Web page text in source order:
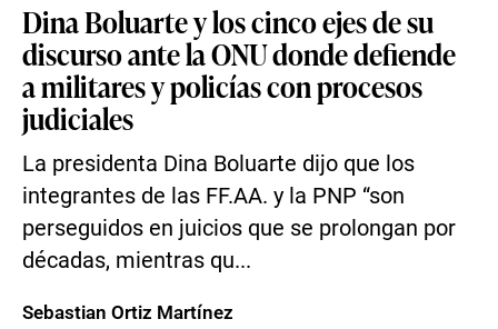
Dina Boluarte y los cinco ejes de su
discurso ante la ONU donde defiende
a militares y policías con procesos
judiciales
La presidenta Dina Boluarte dijo que los
integrantes de las FF.AA. y la PNP “son
perseguidos en juicios que se prolongan por
décadas, mientras qu...
Sebastian Ortiz Martínez